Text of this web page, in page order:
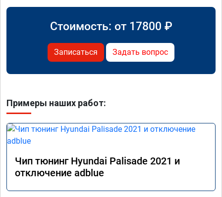
Стоимость: от 17800 ₽
Записаться Задать вопрос
Примеры наших работ:
Чип тюнинг Hyundai Palisade 2021 и
отключение adblue